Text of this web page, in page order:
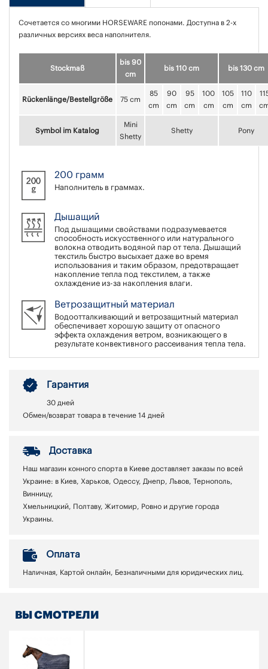
Сочетается со многими HORSEWARE попонами. Доступна в 2-х
различных версиях веса наполнителя.
Stockmaß
bis 90
cm
bis 110 cm bis 130 cm
Rückenlänge/Bestellgröße 75 cm
85
cm
90
cm
95
cm
100
cm
105
cm
110
cm
Symbol im Katalog
Mini
Shetty
Shetty Pony
200 грамм
Наполнитель в граммах.
Дышащий
Под дышащими свойствами подразумевается
способность искусственного или натурального
волокна отводить водяной пар от тела. Дышащий
текстиль быстро высыхает даже во время
использования и таким образом, предотвращает
накопление тепла под текстилем, а также
охлаждение из-за накопления влаги.
Ветрозащитный материал
Водоотталкивающий и ветрозащитный материал
обеспечивает хорошую защиту от опасного
эффекта охлаждения ветром, возникающего в
результате конвективного рассеивания тепла тела.
Гарантия
30 дней
Обмен/возврат товара в течение 14 дней
Доставка
Наш магазин конного спорта в Киеве доставляет заказы по всей
Украине: в Киев, Харьков, Одессу, Днепр, Львов, Тернополь,
Винницу,
Хмельницкий, Полтаву, Житомир, Ровно и другие города
Украины.
Оплата
Наличная, Картой онлайн, Безналичными для юридических лиц.
ВЫ СМОТРЕЛИ